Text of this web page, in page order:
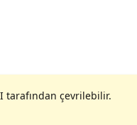
tarafından çevrilebilir.